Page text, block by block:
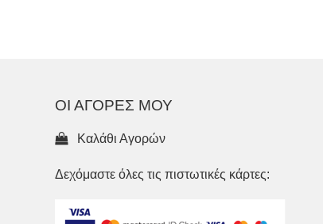
ΟΙ ΑΓΟΡΕΣ ΜΟΥ
Καλάθι Αγορών
Δεχόμαστε όλες τις πιστωτικές κάρτες: